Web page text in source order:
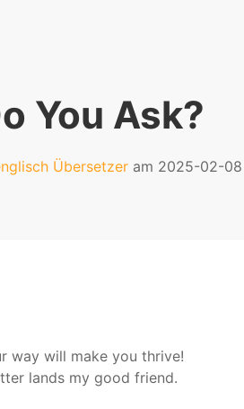
You Ask?
Übersetzeram 2025-02-08
way will make you thrive!
lands my good friend.